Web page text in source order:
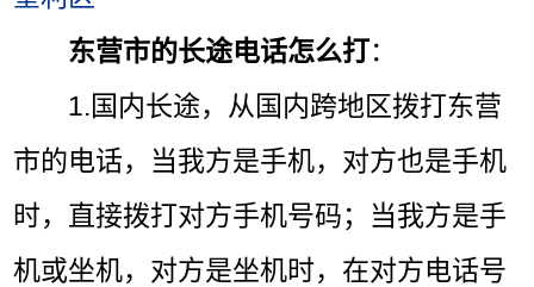
东营市的长途电话怎么打：
1.国内长途，从国内跨地区拨打东营
市的电话，当我方是手机，对方也是手机
时，直接拨打对方手机号码；当我方是手
机或坐机，对方是坐机时，在对方电话号